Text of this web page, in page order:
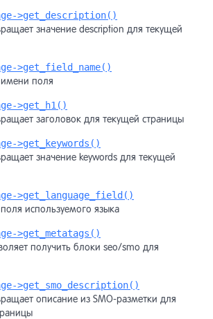
>get_description()
значение description для текущей
>get_field_name()
поля
>get_h1()
заголовок для текущей страницы
>get_keywords()
значение keywords для текущей
>get_language_field()
используемого языка
>get_metatags()
получить блоки seo/smo для
>get_smo_description()
описание из SMO-разметки для